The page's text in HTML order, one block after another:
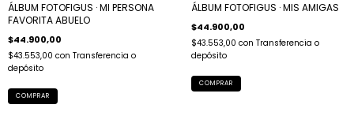
ÁLBUM FOTOFIGUS · MI PERSONA
FAVORITA ABUELO
$44.900,00
$43.553,00 con Transferencia o
depósito
ÁLBUM FOTOFIGUS · MIS AMIGAS
$44.900,00
$43.553,00 con Transferencia o
depósito